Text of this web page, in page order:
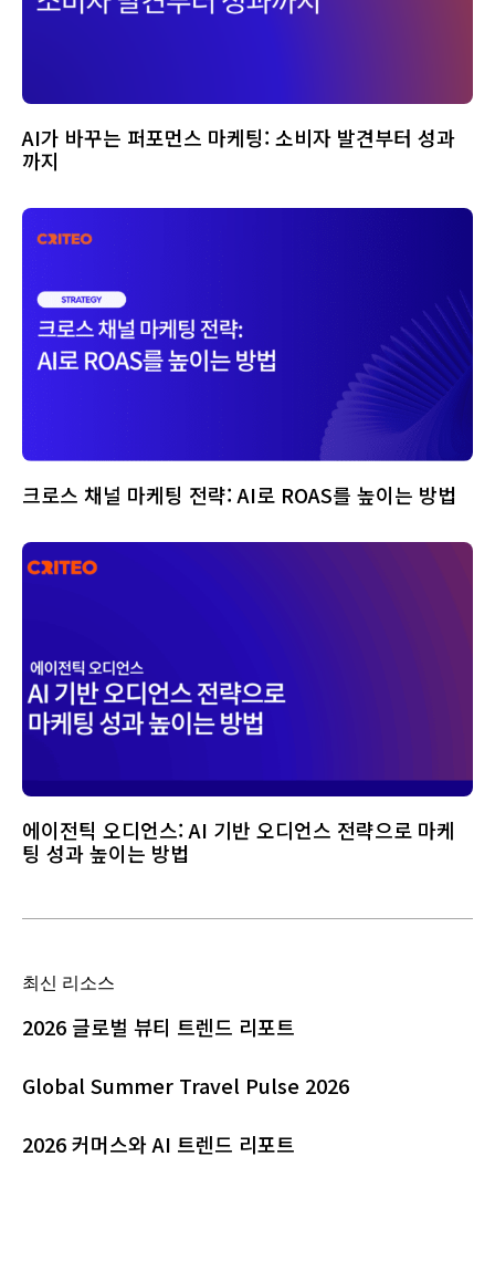
AI가 바꾸는 퍼포먼스 마케팅: 소비자 발견부터 성과
까지
크로스 채널 마케팅 전략: AI로 ROAS를 높이는 방법
에이전틱 오디언스: AI 기반 오디언스 전략으로 마케
팅 성과 높이는 방법
최신 리소스
2026 글로벌 뷰티 트렌드 리포트
Global Summer Travel Pulse 2026
2026 커머스와 AI 트렌드 리포트